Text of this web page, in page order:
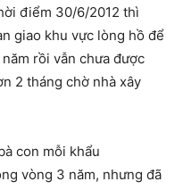
điểm 30/6/2012 thì
giao khu vực lòng hồ để
rồi vẫn chưa được
2 tháng chờ nhà xây
con mỗi khẩu
vòng 3 năm, nhưng đã